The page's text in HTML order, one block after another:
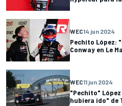
WEC14 jun 2024
Pechito López:
Conway en Le
WEC11 jun 2024
"Pechito"
hubiera ido" de